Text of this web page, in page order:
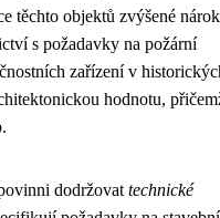
těchto objektů zvýšené
s požadavky na požární
zařízení v
hodnotu,
dodržovat technické